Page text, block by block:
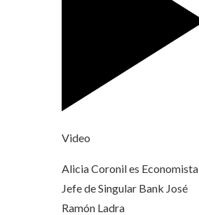
Video
Alicia Coronil es Economista
Jefe de Singular Bank José
Ramón Ladra